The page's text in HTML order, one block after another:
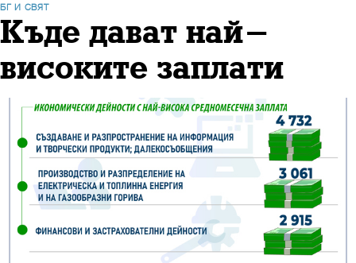
БГ И СВЯТ
Къде дават най-
високите заплати